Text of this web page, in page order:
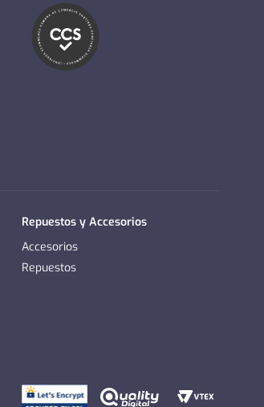
Repuestos y Accesorios
Accesorios
Repuestos